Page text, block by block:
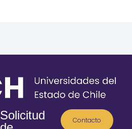
Solicitud
Contacto